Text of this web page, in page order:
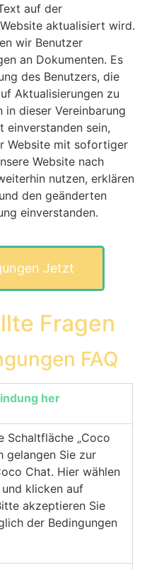
auf der
aktualisiert wird.
wir Benutzer
an Dokumenten. Es
des Benutzers, die
Aktualisierungen zu
in dieser Vereinbarung
einverstanden sein,
Website mit sofortiger
Website nach
nutzen, erklären
den geänderten
einverstanden.
Jetzt
Fragen
FAQ
her
Schaltfläche „Coco
gelangen Sie zur
Chat. Hier wählen
klicken auf
akzeptieren Sie
der Bedingungen